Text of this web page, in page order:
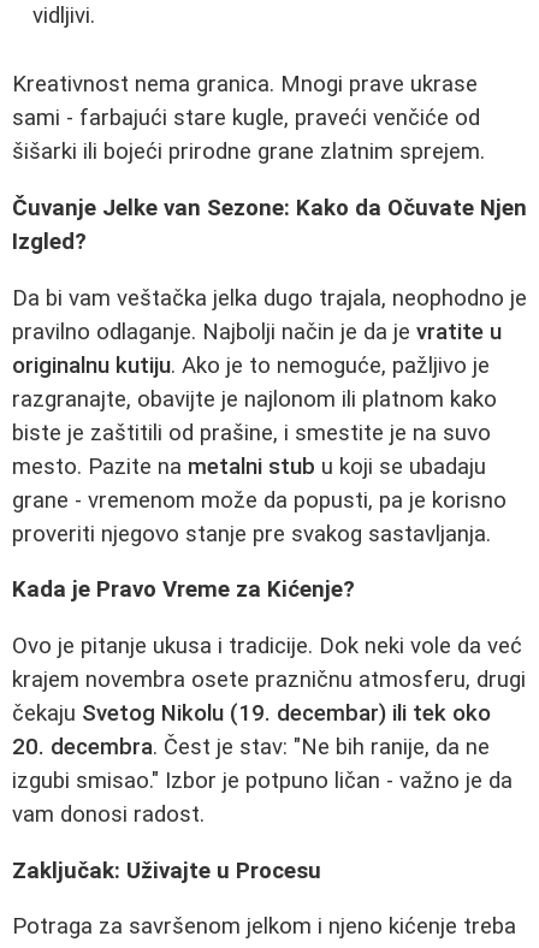
vidljivi.
Kreativnost nema granica. Mnogi prave ukrase
sami - farbajući stare kugle, praveći venčiće od
šišarki ili bojeći prirodne grane zlatnim sprejem.
Čuvanje Jelke van Sezone: Kako da Očuvate Njen
Izgled?
Da bi vam veštačka jelka dugo trajala, neophodno je
pravilno odlaganje. Najbolji način je da je vratite u
originalnu kutiju. Ako je to nemoguće, pažljivo je
razgranajte, obavijte je najlonom ili platnom kako
biste je zaštitili od prašine, i smestite je na suvo
mesto. Pazite na metalni stub u koji se ubadaju
grane - vremenom može da popusti, pa je korisno
proveriti njegovo stanje pre svakog sastavljanja.
Kada je Pravo Vreme za Kićenje?
Ovo je pitanje ukusa i tradicije. Dok neki vole da već
krajem novembra osete prazničnu atmosferu, drugi
čekaju Svetog Nikolu (19. decembar) ili tek oko
20. decembra. Čest je stav: "Ne bih ranije, da ne
izgubi smisao." Izbor je potpuno ličan - važno je da
vam donosi radost.
Zaključak: Uživajte u Procesu
Potraga za savršenom jelkom i njeno kićenje treba